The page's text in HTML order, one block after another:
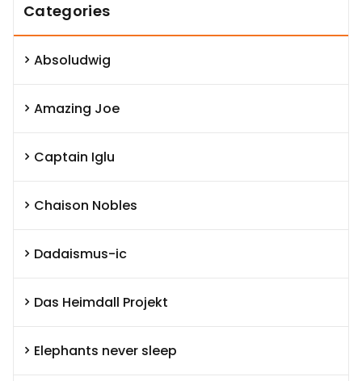
Categories
Absoludwig
Amazing Joe
Captain Iglu
Chaison Nobles
Dadaismus-ic
Das Heimdall Projekt
Elephants never sleep